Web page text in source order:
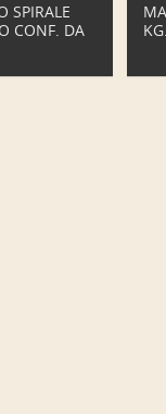
SPIRALE
CONF. DA